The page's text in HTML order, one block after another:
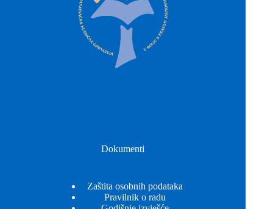
Dokumenti
Zaštita osobnih podataka
Pravilnik o radu